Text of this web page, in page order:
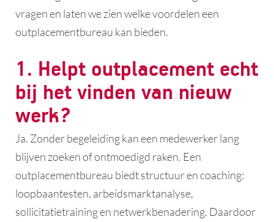
vragen en laten we zien welke voordelen een
outplacementbureau kan bieden.
1. Helpt outplacement echt
bij het vinden van nieuw
werk?
Ja. Zonder begeleiding kan een medewerker lang
blijven zoeken of ontmoedigd raken. Een
outplacementbureau biedt structuur en coaching:
loopbaantesten, arbeidsmarktanalyse,
sollicitatietraining en netwerkbenadering. Daardoor